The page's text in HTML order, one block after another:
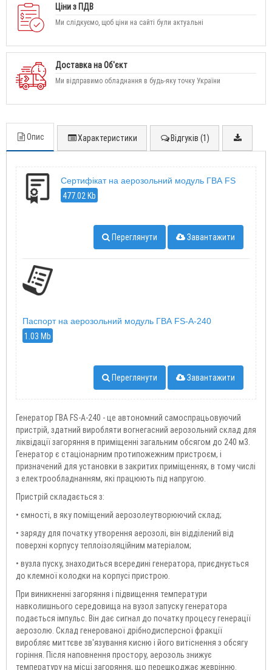
Ціни з ПДВ
Ми слідкуємо, щоб ціни на сайті були актуальні
Доставка на Об'єкт
Ми відправимо обладнання в будь-яку точку України
Опис Характеристики Відгуків (1)
Сертифікат на аерозольний модуль ГВА FS
477.02 Kb
Переглянути Завантажити
Паспорт на аерозольний модуль ГВА FS-A-240
1.03 Mb
Переглянути Завантажити
Генератор ГВА FS-A-240 - це автономний самоспрацьовуючий
пристрій, здатний виробляти вогнегасний аерозольний склад для
ліквідації загоряння в приміщенні загальним обсягом до 240 м3.
Генератор є стаціонарним протипожежним пристроєм, і
призначений для установки в закритих приміщеннях, в тому числі
з електрообладнанням, які працюють під напругою.
Пристрій складається з:
• ємності, в яку поміщений аерозолеутворюючий склад;
• заряду для початку утворення аерозолі, він відділений від
поверхні корпусу теплоізоляційним матеріалом;
• вузла пуску, знаходиться всередині генератора, приєднується
до клемної колодки на корпусі пристрою.
При виникненні загоряння і підвищення температури
навколишнього середовища на вузол запуску генератора
подається імпульс. Він дає сигнал до початку процесу генерації
аерозолю. Склад генерованої дрібнодисперсної фракції
виробляє миттєве зв'язування кисню і його витіснення з обсягу
горіння. Після наповнення простору, аерозоль знижує
температуру на місці загоряння, що перешкоджає жеврінню.